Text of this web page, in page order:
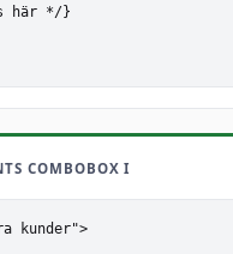
här */}
COMBOBOX I
kunder">